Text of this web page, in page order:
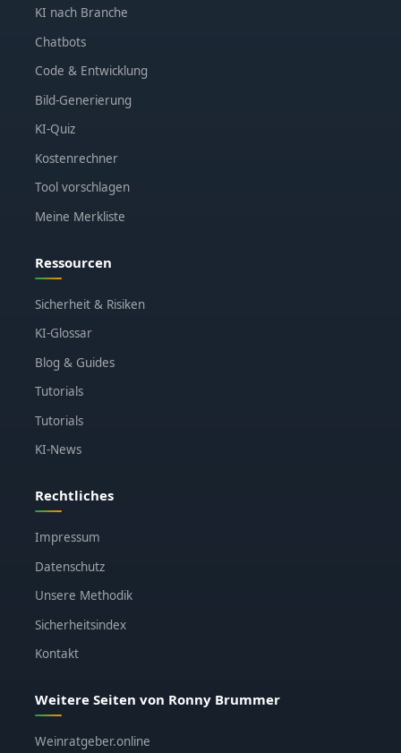
KI nach Branche
Chatbots
Code & Entwicklung
Bild-Generierung
KI-Quiz
Kostenrechner
Tool vorschlagen
Meine Merkliste
Ressourcen
Sicherheit & Risiken
KI-Glossar
Blog & Guides
Tutorials
Tutorials
KI-News
Rechtliches
Impressum
Datenschutz
Unsere Methodik
Sicherheitsindex
Kontakt
Weitere Seiten von Ronny Brummer
Weinratgeber.online